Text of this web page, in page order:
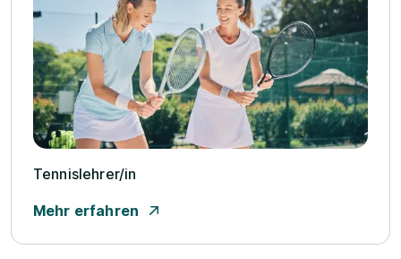
Tennislehrer/­in
Mehr erfahren